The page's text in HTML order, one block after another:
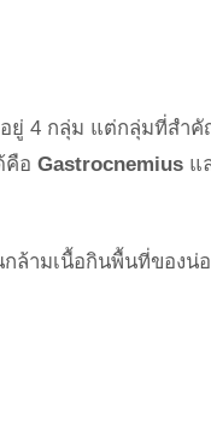
ยู่ 4 กลุ่ม แต่กลุ่มที่สำ
คือ Gastrocnemius แ
ล้ามเนื้อกินพื้นที่ของน่